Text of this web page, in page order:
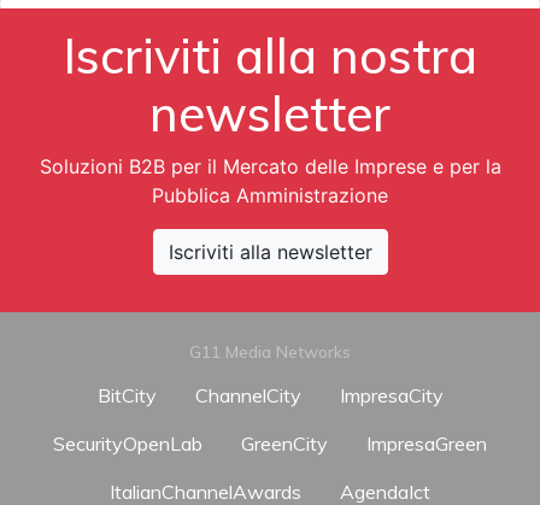
Iscriviti alla nostra
newsletter
Soluzioni B2B per il Mercato delle Imprese e per la
Pubblica Amministrazione
Iscriviti alla newsletter
G11 Media Networks
BitCity ChannelCity
ImpresaCity
SecurityOpenLab
GreenCity
ImpresaGreen
ItalianChannelAwards
AgendaIct